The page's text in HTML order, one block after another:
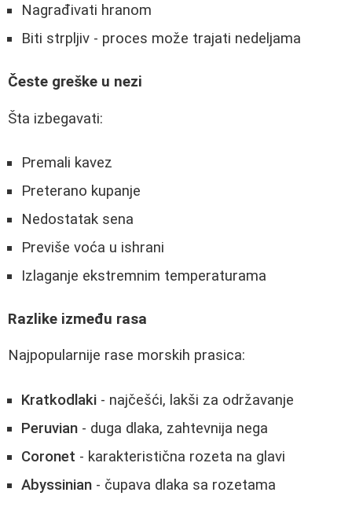
Nagrađivati hranom
Biti strpljiv - proces može trajati nedeljama
Česte greške u nezi
Šta izbegavati:
Premali kavez
Preterano kupanje
Nedostatak sena
Previše voća u ishrani
Izlaganje ekstremnim temperaturama
Razlike između rasa
Najpopularnije rase morskih prasica:
Kratkodlaki - najčešći, lakši za održavanje
Peruvian - duga dlaka, zahtevnija nega
Coronet - karakteristična rozeta na glavi
Abyssinian - čupava dlaka sa rozetama